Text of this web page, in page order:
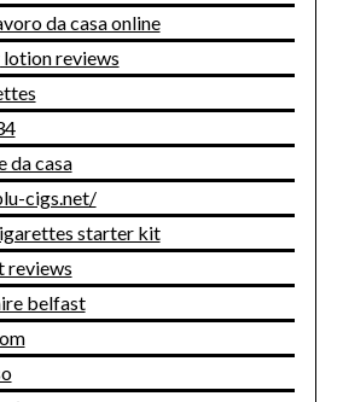
da casa online
reviews
da casa
cigs.net/
starter kit
reviews
belfast